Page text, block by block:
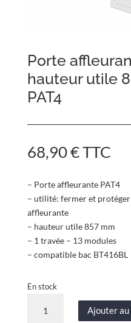
Porte
hauteur utile
PAT4
68,90€TTC
– Porte affleurante PAT4
– utilité: fermer et
affleurante
– hauteur utile 857 mm
– 1 travée – 13 modules
– compatible bac BT416BL
En stock
Ajouter au